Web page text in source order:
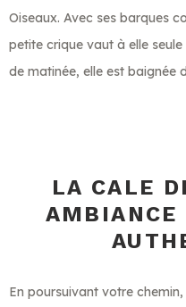
Oiseaux. Avec ses barques
petite crique vaut à elle
de matinée, elle est baignée
LA CALE
En poursuivant votre